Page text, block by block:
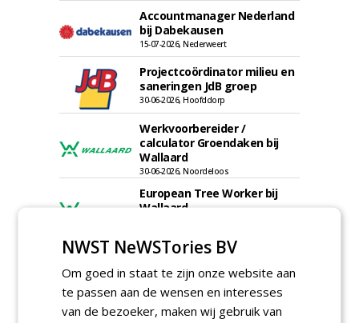
Accountmanager Nederland
bij Dabekausen
15-07-2026, Nederweert
Projectcoördinator milieu en
saneringen JdB groep
30-06-2026, Hoofddorp
Werkvoorbereider /
calculator Groendaken bij
Wallaard
30-06-2026, Noordeloos
European Tree Worker bij
Wallaard
Meewerkend Voorman Groen
30-06-2026, 80 km rond Noordeloos
Werkvoorbereider
groenbeheer (32-40 uur per
NWST NeWSTories BV
Om goed in staat te zijn onze website aan
te passen aan de wensen en interesses
van de bezoeker, maken wij gebruik van